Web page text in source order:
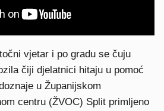
vjetar i po gradu se čuju
čiji djelatnici hitaju u pomoć
u Županijskom
centru (ŽVOC) Split primljeno